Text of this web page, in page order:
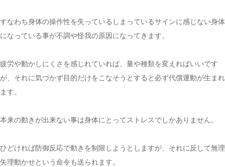
すなわち身体の操作性を失っているしまっているサインに感じない身体
になっている事が不調や怪我の原因になってきます。
疲労や動かしにくさを感じれていれば、量や種類を変えればいいです
が、それに気づかず目的だけをこなそうとすると必ず代償運動が生まれ
ます。
本来の動きが出来ない事は身体にとってストレスでしかありません。
ひどければ防御反応で動きを制限しようとしますが、それに反して無理
矢理動かせという命令も送られます。